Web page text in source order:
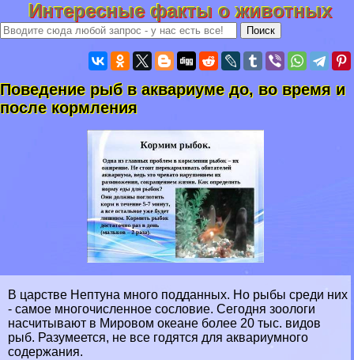
Интересные факты о животных
Поведение рыб в аквариуме до, во время и
после кормления
В царстве Нептуна много подданных. Но рыбы среди них
- самое многочисленное сословие. Се­годня зоологи
насчитывают в Мировом океане более 20 тыс. видов
рыб. Разумеется, не все годятся для аквариумно­го
содержания.